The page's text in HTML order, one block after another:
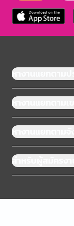
หางานแยกตามปร
หางานแยกตามเ
หางานแยกตามจั
สำหรับผู้สมัครงาน